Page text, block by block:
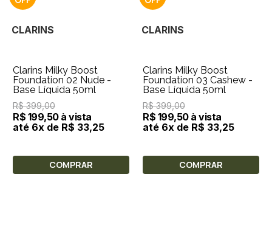
CLARINS
Clarins Milky Boost
Foundation 02 Nude -
Base Líquida 50ml
R$ 399,00
R$ 199,50 à vista
até 6x de R$ 33,25
COMPRAR
CLARINS
Clarins Milky Boost
Foundation 03 Cashew -
Base Líquida 50ml
R$ 399,00
R$ 199,50 à vista
até 6x de R$ 33,25
COMPRAR